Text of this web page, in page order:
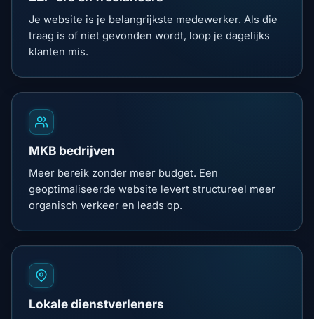
Je website is je belangrijkste medewerker. Als die
traag is of niet gevonden wordt, loop je dagelijks
klanten mis.
MKB bedrijven
Meer bereik zonder meer budget. Een
geoptimaliseerde website levert structureel meer
organisch verkeer en leads op.
Lokale dienstverleners